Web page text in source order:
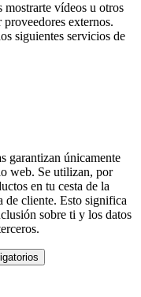
mostrarte vídeos u otros
externos.
siguientes servicios de
garantizan únicamente
web. Se utilizan, por
en tu cesta de la
de cliente. Esto significa
sobre ti y los datos